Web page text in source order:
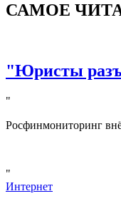
САМОЕ
"Юристы
"
Росфинмониторинг
"
Интернет